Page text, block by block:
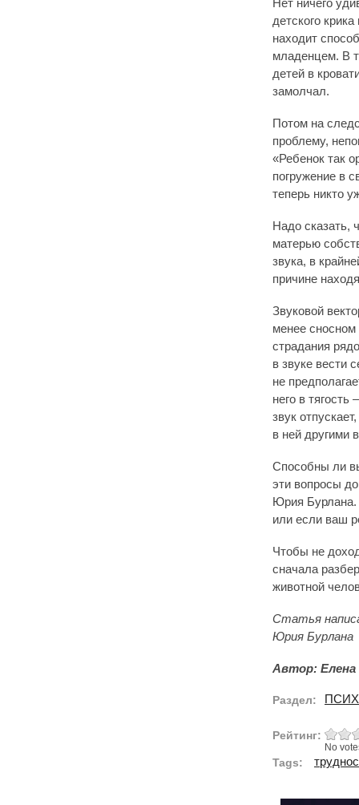
Нет ничего
детского
находит
младенцем. В
детей в
замолчал.
Потом на
проблему,
«Ребенок так
погружение в
теперь никто
Надо сказать,
матерью
звука, в
причине
Звуковой
менее сносном
страдания
в звуке вести
не
него в тягость
звук
в ней другими
Способны ли
эти вопросы
Юрия Бурлана.
или если ваш
Чтобы не
сначала
животной
Статья
Юрия Бурлана
Автор: Елена
Раздел:
Рейтинг:
No
Tags: